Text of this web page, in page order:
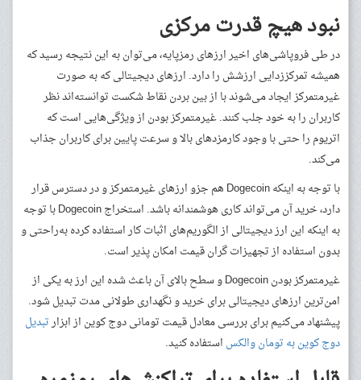
نبود هیچ قدرت مرکزی
در طی فروپاشی‌های اخیر ارزهای رمزپایه، می‌توان به این نتیجه رسید که
همیشه تمرکززدایی ارزشش را دارد. ارزهای دیجیتالی که به صورت
غیرمتمرکز ایجاد می‌شوند با از بین بردن نقاط شکست توانسته‌اند نظر
کاربران را به خود جلب کنند. غیرمتمرکز بودن از ویژگی‌هایی است که
اتریوم را حتی با وجود کارمزدهای بالا و سرعت پایین برای کاربران جذاب
می‌کند.
با توجه به اینکه Dogecoin هم جزو ارزهای غیرمتمرکز و در دسترس قرار
دارد، خرید آن می‌تواند کاری هوشمندانه باشد. استخراج Dogecoin با توجه
به اینکه این ارز دیجیتالی از الگوریم‌های اثبات کار استفاده کرده به‌راحتی و
بدون استفاده از تجهیزات گران قیمت امکان پذیر است.
غیرمتمرکز بودن Dogecoin و سطح بالای آن باعث شده این ارز به یکی از
امن‌ترین ارزهای دیجیتالی برای خرید و نگهداری طولانی مدت تبدیل شود.
پیشنهاد می‌کنیم برای بررسی معادل قیمت تومانی دوج کوین از ابزارتبدیل
دوج کوین به تومان والکس استفاده کنید.